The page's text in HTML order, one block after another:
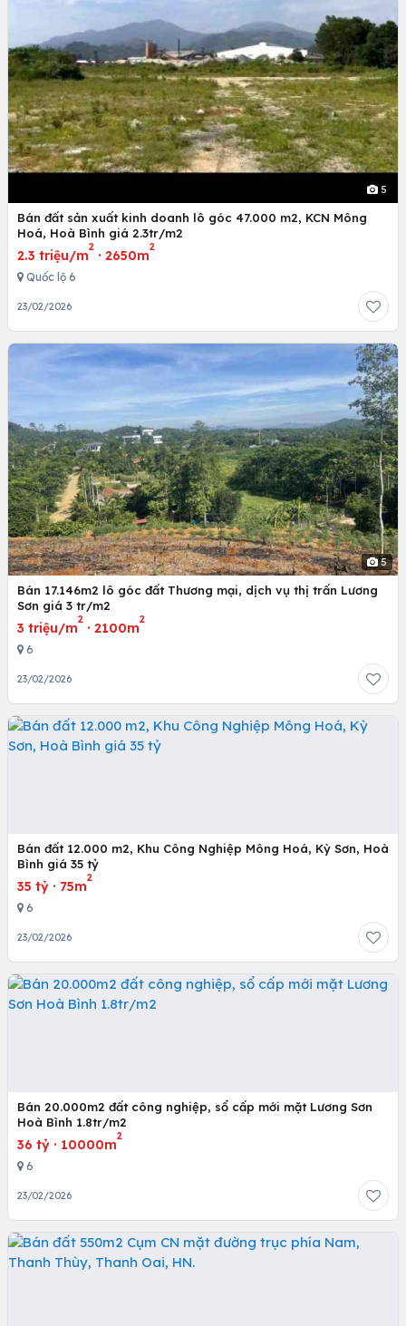
5
Bán đất sản xuất kinh doanh lô góc 47.000 m2, KCN Mông
Hoá, Hoà Bình giá 2.3tr/m2
2.3 triệu/m
2
· 2650m
2
Quốc lộ 6
23/02/2026
5
Bán 17.146m2 lô góc đất Thương mại, dịch vụ thị trấn Lương
Sơn giá 3 tr/m2
3 triệu/m
2
· 2100m
2
6
23/02/2026
Bán đất 12.000 m2, Khu Công Nghiệp Mông Hoá, Kỳ Sơn, Hoà
Bình giá 35 tỷ
35 tỷ · 75m
2
6
23/02/2026
Bán 20.000m2 đất công nghiệp, sổ cấp mới mặt Lương Sơn
Hoà Bình 1.8tr/m2
36 tỷ · 10000m
2
6
23/02/2026